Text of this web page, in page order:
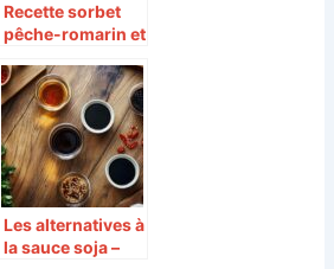
Recette sorbet
pêche-romarin et
croustillantes
facile : la
fraîcheur de l’été
en dessert
Les alternatives à
la sauce soja –